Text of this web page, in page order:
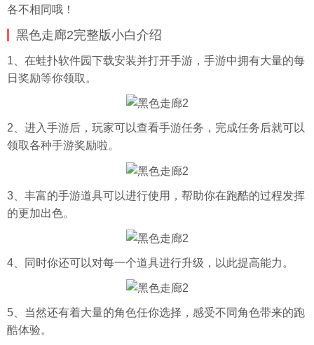
各不相同哦！
黑色走廊2完整版小白介绍
1、在蛙扑软件园下载安装并打开手游，手游中拥有大量的每
日奖励等你领取。
2、进入手游后，玩家可以查看手游任务，完成任务后就可以
领取各种手游奖励啦。
3、丰富的手游道具可以进行使用，帮助你在跑酷的过程发挥
的更加出色。
4、同时你还可以对每一个道具进行升级，以此提高能力。
5、当然还有着大量的角色任你选择，感受不同角色带来的跑
酷体验。